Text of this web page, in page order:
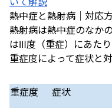
熱中症と熱射病｜対応
熱射病は熱中症のなか
はⅢ度（重症）にあたり
重症度によって症状と
重症度 症状